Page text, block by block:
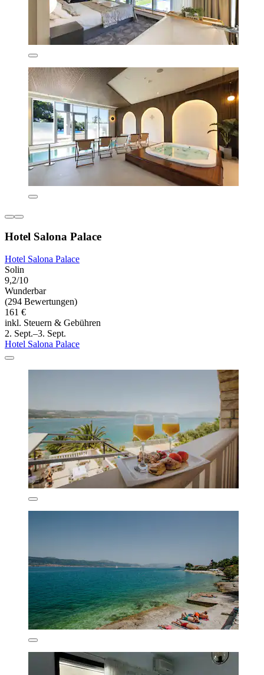
Hotel Salona Palace
Hotel Salona Palace
Solin
9,2/10
Wunderbar
(294 Bewertungen)
161 €
inkl. Steuern & Gebühren
2. Sept.–3. Sept.
Hotel Salona Palace